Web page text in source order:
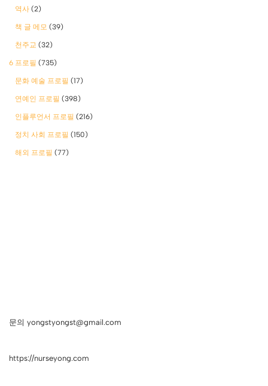
역사 (2)
책 글 메모 (39)
천주교 (32)
6 프로필 (735)
문화 예술 프로필 (17)
연예인 프로필 (398)
인플루언서 프로필 (216)
정치 사회 프로필 (150)
해외 프로필 (77)
문의 yongstyongst@gmail.com
https://nurseyong.com